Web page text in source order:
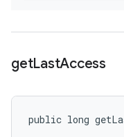
getLastAccess
public long